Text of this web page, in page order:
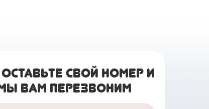
СВОЙ НОМЕР И
ВАМ ПЕРЕЗВОНИМ